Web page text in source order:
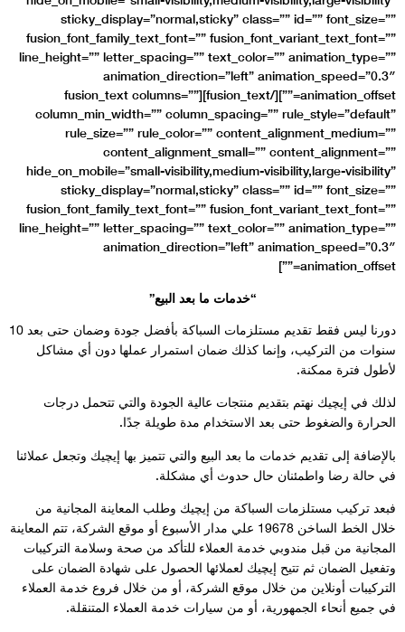
line_height=””
animation_offset=””][/
column_min_width=””
rule_size=””
line_height=””
دورنا ليس فقط تقديم مستلزمات السباكة بأفضل جودة وضمان حتى بعد 10
عملها دون أي مشاكل
والتي تتحمل درجات
جدًا.
بها إيچيك وتجعل عملائنا
المعاينة المجانية من
مدار الأسبوع أو موقع الشركة، تتم المعاينة
من صحة وسلامة التركيبات
على شهادة الضمان على
خلال فروع خدمة العملاء
العملاء المتنقلة.